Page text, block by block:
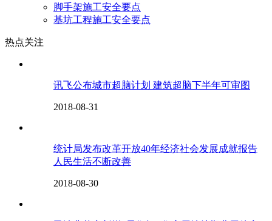
脚手架施工安全要点
基坑工程施工安全要点
热点关注
讯飞公布城市超脑计划 建筑超脑下半年可审图
2018-08-31
统计局发布改革开放40年经济社会发展成就报告
人民生活不断改善
2018-08-30